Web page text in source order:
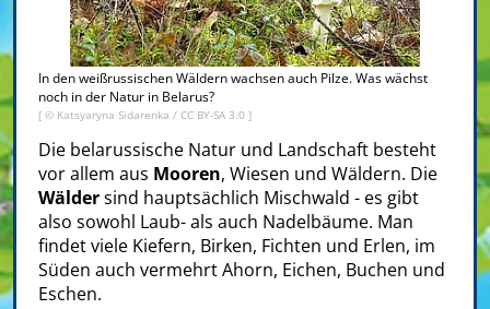
In den weißrussischen Wäldern wachsen auch Pilze. Was wächst
noch in der Natur in Belarus?
[ © Katsyaryna Sidarenka / CC BY-SA 3.0 ]
Die belarussische Natur und Landschaft besteht
vor allem aus Mooren, Wiesen und Wäldern. Die
Wäldersind hauptsächlich Mischwald - es gibt
also sowohl Laub- als auch Nadelbäume. Man
findet viele Kiefern, Birken, Fichten und Erlen, im
Süden auch vermehrt Ahorn, Eichen, Buchen und
Eschen.